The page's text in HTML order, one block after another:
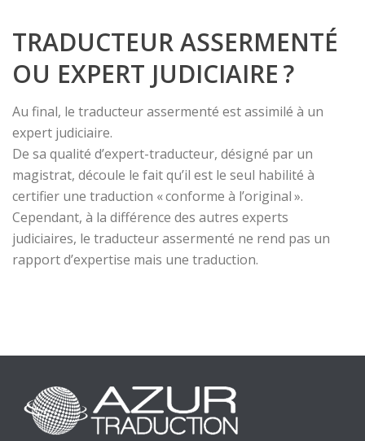
TRADUCTEUR ASSERMENTÉ
OU EXPERT JUDICIAIRE ?
Au final, le traducteur assermenté est assimilé à un
expert judiciaire.
De sa qualité d’expert-traducteur, désigné par un
magistrat, découle le fait qu’il est le seul habilité à
certifier une traduction « conforme à l’original ».
Cependant, à la différence des autres experts
judiciaires, le traducteur assermenté ne rend pas un
rapport d’expertise mais une traduction.